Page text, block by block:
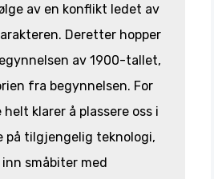
av en konflikt ledet av
Deretter hopper
av 1900-tallet,
fra begynnelsen. For
helt klarer å plassere oss i
på tilgjengelig teknologi,
småbiter med